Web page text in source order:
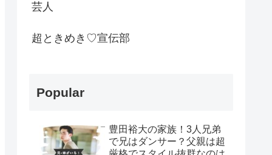
芸人
超ときめき♡宣伝部
Popular
豊田裕大の家族！3人兄弟
で兄はダンサー？父親は超